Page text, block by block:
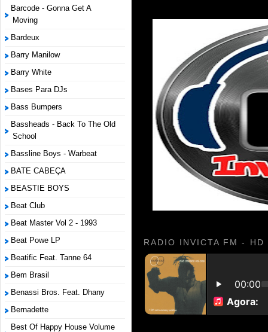
Barcode - Gonna Get A
Moving
Bardeux
Barry Manilow
Barry White
Bases Para DJs
Bass Bumpers
Bassheads - Back To The Old
School
Bassline Boys - Warbeat
BATE CABEÇA
BEASTIE BOYS
Beat Club
Beat Master Vol 2 - 1993
Beat Powe LP
Beatific Feat. Tanne 64
Bem Brasil
Benassi Bros. Feat. Dhany
Bernadette
Best Of Happy House Volume
RADIO INVICTA FM - HD